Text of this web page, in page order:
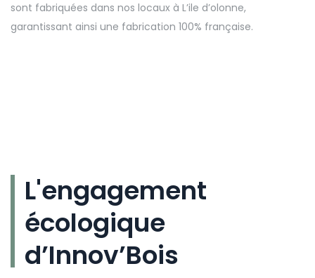
sont fabriquées dans nos locaux à L’ile d’olonne,
garantissant ainsi une fabrication 100% française.
L'engagement
écologique
d’Innov’Bois